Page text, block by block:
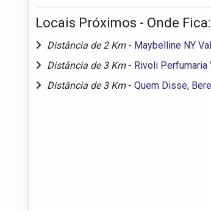
Locais Próximos - Onde Fica:
Distância de 2 Km - Maybelline NY
Distância de 3 Km - Rivoli Perfumaria
Distância de 3 Km - Quem Disse,